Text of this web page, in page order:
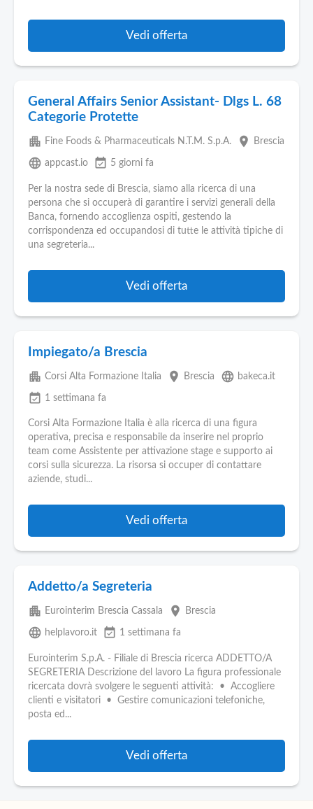
Vedi offerta
General Affairs Senior Assistant- Dlgs L. 68
Categorie Protette
apartment Fine Foods & Pharmaceuticals N.T.M. S.p.A. place Brescia
language appcast.io event_available 5 giorni fa
Per la nostra sede di Brescia, siamo alla ricerca di una
persona che si occuperà di garantire i servizi generali della
Banca, fornendo accoglienza ospiti, gestendo la
corrispondenza ed occupandosi di tutte le attività tipiche di
una segreteria...
Vedi offerta
Impiegato/a Brescia
apartment Corsi Alta Formazione Italia place Brescia language bakeca.it
event_available 1 settimana fa
Corsi Alta Formazione Italia è alla ricerca di una figura
operativa, precisa e responsabile da inserire nel proprio
team come Assistente per attivazione stage e supporto ai
corsi sulla sicurezza. La risorsa si occuper di contattare
aziende, studi...
Vedi offerta
Addetto/a Segreteria
apartment Eurointerim Brescia Cassala place Brescia
language helplavoro.it event_available 1 settimana fa
Eurointerim S.p.A. - Filiale di Brescia ricerca ADDETTO/A
SEGRETERIA Descrizione del lavoro La figura professionale
ricercata dovrà svolgere le seguenti attività: • Accogliere
clienti e visitatori • Gestire comunicazioni telefoniche,
posta ed...
Vedi offerta